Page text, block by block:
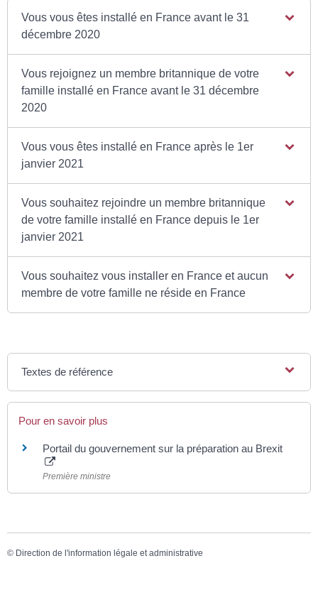
Vous vous êtes installé en France avant le 31
décembre 2020
Vous rejoignez un membre britannique de votre
famille installé en France avant le 31 décembre
2020
Vous vous êtes installé en France après le 1er
janvier 2021
Vous souhaitez rejoindre un membre britannique
de votre famille installé en France depuis le 1er
janvier 2021
Vous souhaitez vous installer en France et aucun
membre de votre famille ne réside en France
Textes de référence
Pour en savoir plus
Portail du gouvernement sur la préparation au Brexit
Première ministre
© Direction de l'information légale et administrative